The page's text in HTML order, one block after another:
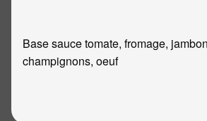
Base sauce tomate, fromage,
champignons, oeuf